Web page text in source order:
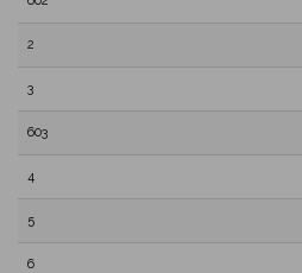
2
3
603
4
5
6